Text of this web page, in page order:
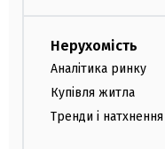
Нерухомість
Аналітика ринку
Купівля житла
Тренди і натхнення